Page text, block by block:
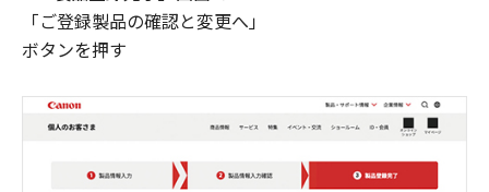
「ご登録製品の確認と変更へ」
ボタンを押す